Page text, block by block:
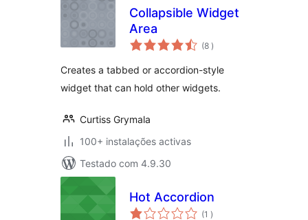
Collapsible Widget
Area
(8 classificações
)
Creates a tabbed or accordion-style
widget that can hold other widgets.
Curtiss Grymala
100+ instalações activas
Testado com 4.9.30
Hot Accordion
(1 classificações
)